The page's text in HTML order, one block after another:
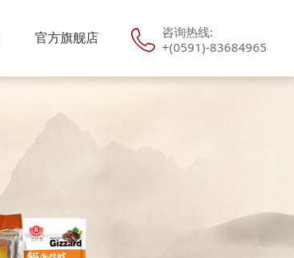
咨询热线:
+(0591)-83684965
官方旗舰店